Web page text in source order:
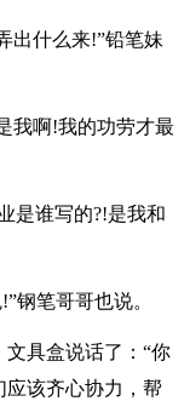
出什么来!”铅笔妹
我啊!我的功劳才最
是谁写的?!是我和
钢笔哥哥也说。
具盒说话了：“你
应该齐心协力，帮